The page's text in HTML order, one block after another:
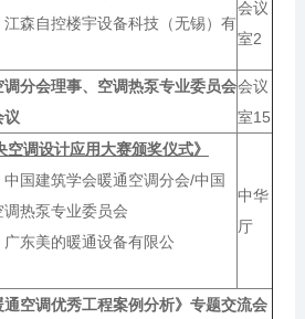
江森自控楼宇设备科技（无锡）有
会议
室2
调分会理事、空调热泵专业委员会
议
会议
室15
空调设计应用大赛颁奖仪式》
中国建筑学会暖通空调分会/中国
热泵专业委员会
东美的暖通设备有限公
中华
厅
通空调优秀工程案例分析》专题交流会